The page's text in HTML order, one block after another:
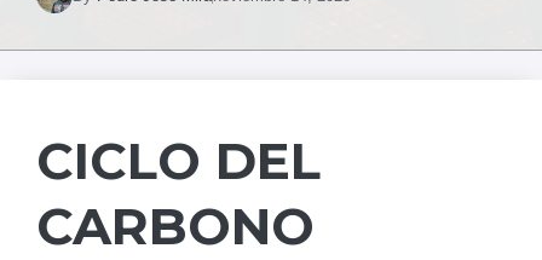
CICLO DEL
CARBONO